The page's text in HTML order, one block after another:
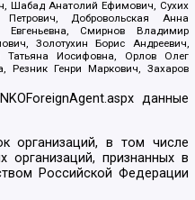
Шабад Анатолий Ефимович, Сухих
Добровольская Анна
Евгеньевна, Смирнов Владимир
Золотухин Борис Андреевич,
Иосифовна, Орлов Олег
Резник Генри Маркович, Захаров
данные
организаций, в том числе
организаций, признанных в
Российской Федерации